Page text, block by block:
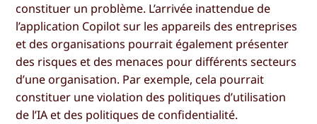
constituer un problème. L’arrivée inattendue de
l’application Copilot sur les appareils des entreprises
et des organisations pourrait également présenter
des risques et des menaces pour différents secteurs
d’une organisation. Par exemple, cela pourrait
constituer une violation des politiques d’utilisation
de l’IA et des politiques de confidentialité.